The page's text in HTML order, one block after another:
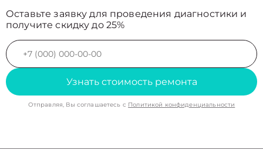
Оставьте заявку для проведения диагностики и
получите скидку до 25%
Узнать стоимость ремонта
Отправляя, Вы соглашаетесь с Политикой конфиденциальности